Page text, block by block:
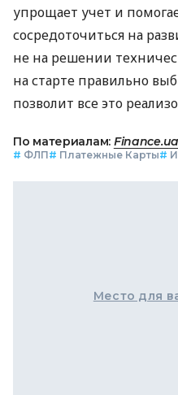
упрощает учет и
сосредоточиться на
не на решении
на старте правильно
позволит все это
По материалам: Finance.ua
# ФЛП# Платежные Карты#
Место для